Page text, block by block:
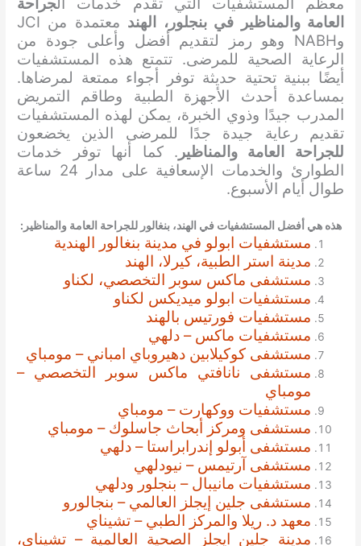
العامة والمناظير في بنجلور، الهند
معتمدة من JCI
وNABH وهو رمز لتقديم أفضل وأعلى جودة من
الرعاية الصحية للمرضى. تتمتع هذه المستشفيات
أيضًا ببنية تحتية حديثة توفر أجواء ممتعة لمرضاها.
بمساعدة أحدث الأجهزة الطبية وطاقم التمريض
المدرب جيدًا وذوي الخبرة، يمكن لهذه المستشفيات
تقديم رعاية جيدة جدًا للمرضى الذين يخضعون
للجراحة العامة والمناظير . كما أنها توفر خدمات
الطوارئ والخدمات الإسعافية على مدار 24 ساعة
طوال أيام الأسبوع.
هذه هي أفضل المستشفيات في الهند، بنغالورللجراحة العامة والمناظير :
مستشفيات ابولو في مدينة بنغالور الهندية
مدينة استر الطبية، كيرلا، الهند
مستشفى ماكس سوبر التخصصي، لكناو
مستشفيات ابولو ميديكس لكناو
مستشفيات فورتيس بالهند
مستشفيات ماكس – دلهي
مستشفى كوكيلابين دهيروباي امباني – مومباي
مستشفى نانافتي ماكس سوبر التخصصي –
مومباي
مستشفيات ووكهارت – مومباي
مستشفى ومركز أبحاث جاسلوك – مومباي
مستشفى أبولو إندرابراستا – دلهي
مستشفى آرتيمس – نيودلهي
مستشفيات مانيبال – بنجلور ودلهي
مستشفى جلين إيجلز العالمي – بنجالورو
معهد د. ريلا والمركز الطبي – تشيناي
مدينة جلين ايجلز الصحية العالمية – تشيناي،